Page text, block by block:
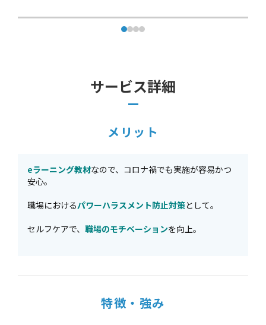
サービス詳細
メリット
eラーニング教材なので、コロナ禍でも実施が容易かつ
安心。
職場におけるパワーハラスメント防止対策として。
セルフケアで、 職場のモチベーションを向上。
特徴・強み